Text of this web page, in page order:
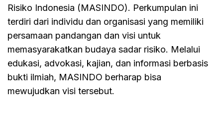
Risiko Indonesia (MASINDO). Perkumpulan ini
terdiri dari individu dan organisasi yang memiliki
persamaan pandangan dan visi untuk
memasyarakatkan budaya sadar risiko. Melalui
edukasi, advokasi, kajian, dan informasi berbasis
bukti ilmiah, MASINDO berharap bisa
mewujudkan visi tersebut.